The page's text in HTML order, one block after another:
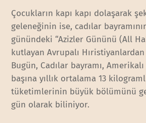
Çocukların kapı kapı dolaşarak
geleneğinin ise, cadılar
günündeki “Azizler Gününü (All
kutlayan Avrupalı Hıristiyanlardan
Bugün, Cadılar bayramı,
başına yıllık ortalama 13
tüketimlerinin büyük bölümünü
gün olarak biliniyor.